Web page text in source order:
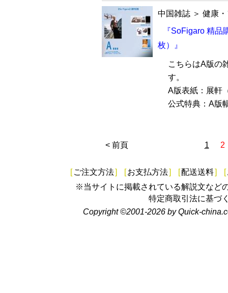
中国雑誌 ＞ 健康
『SoFigaro 精
枚）』
こちらはA版の
す。
A版表紙：展軒
公式特典：A版
< 前頁 1 2
[ ご注文方法] [お支払方法] [配送送料] [
※当サイトに掲載されている解説文など
特定商取引法に基づ
Copyright ©2001-2026 by Quick-